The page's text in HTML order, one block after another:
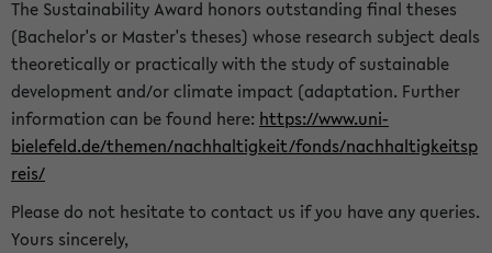
The Sustainability Award honors outstanding final theses
(Bachelor's or Master's theses) whose research subject deals
theoretically or practically with the study of sustainable
development and/or climate impact (adaptation. Further
information can be found here: https://www.uni-
bielefeld.de/themen/nachhaltigkeit/fonds/nachhaltigkeitsp
reis/
Please do not hesitate to contact us if you have any queries.
Yours sincerely,